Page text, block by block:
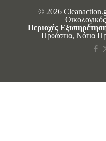
© 2026
Περιοχές
Προάστια, Νότια